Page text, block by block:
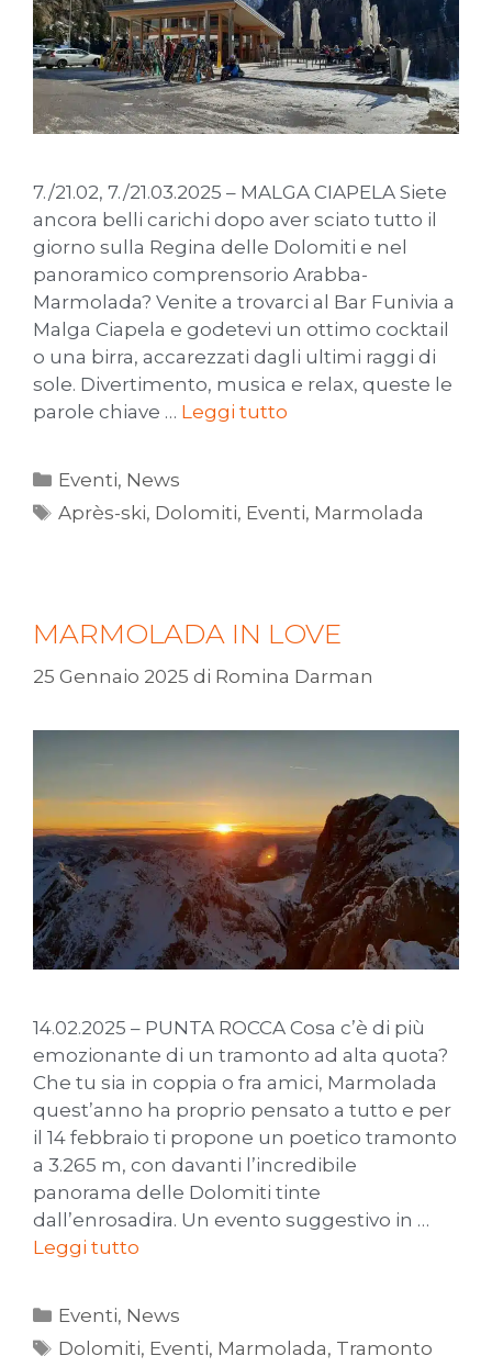
7./21.02, 7./21.03.2025 – MALGA CIAPELA Siete
ancora belli carichi dopo aver sciato tutto il
giorno sulla Regina delle Dolomiti e nel
panoramico comprensorio Arabba-
Marmolada? Venite a trovarci al Bar Funivia a
Malga Ciapela e godetevi un ottimo cocktail
o una birra, accarezzati dagli ultimi raggi di
sole. Divertimento, musica e relax, queste le
parole chiave … Leggi tutto
Eventi, News
Après-ski, Dolomiti, Eventi, Marmolada
MARMOLADA IN LOVE
25 Gennaio 2025 di Romina Darman
14.02.2025 – PUNTA ROCCA Cosa c’è di più
emozionante di un tramonto ad alta quota?
Che tu sia in coppia o fra amici, Marmolada
quest’anno ha proprio pensato a tutto e per
il 14 febbraio ti propone un poetico tramonto
a 3.265 m, con davanti l’incredibile
panorama delle Dolomiti tinte
dall’enrosadira. Un evento suggestivo in …
Leggi tutto
Eventi, News
Dolomiti, Eventi, Marmolada, Tramonto